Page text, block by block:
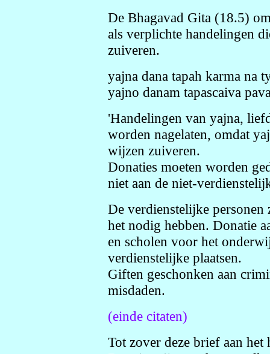
De Bhagavad Gita (18.5)
als verplichte handelingen
zuiveren.
yajna dana tapah karma na
yajno danam tapascaiva
'Handelingen van yajna,
worden nagelaten, omdat
wijzen zuiveren.
Donaties moeten worden
niet aan de niet-
De verdienstelijke
het nodig hebben. Donatie
en scholen voor het
verdienstelijke plaatsen.
Giften geschonken aan
misdaden.
(einde citaten)
Tot zover deze brief aan